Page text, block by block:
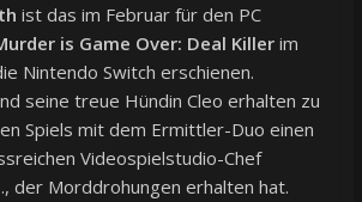
ist das im Februar für den PC
is Game Over: Deal Killerim
Nintendo Switch erschienen.
seine treue Hündin Cleo erhalten zu
Spiels mit dem Ermittler-Duo einen
Videospielstudio-Chef
der Morddrohungen erhalten hat.